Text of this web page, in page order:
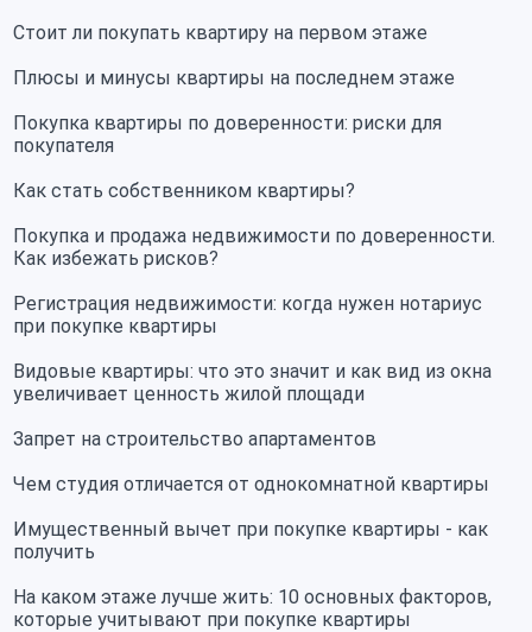
Стоит ли покупать квартиру на первом этаже
Плюсы и минусы квартиры на последнем этаже
Покупка квартиры по доверенности: риски для
покупателя
Как стать собственником квартиры?
Покупка и продажа недвижимости по доверенности.
Как избежать рисков?
Регистрация недвижимости: когда нужен нотариус
при покупке квартиры
Видовые квартиры: что это значит и как вид из окна
увеличивает ценность жилой площади
Запрет на строительство апартаментов
Чем студия отличается от однокомнатной квартиры
Имущественный вычет при покупке квартиры - как
получить
На каком этаже лучше жить: 10 основных факторов,
которые учитывают при покупке квартиры